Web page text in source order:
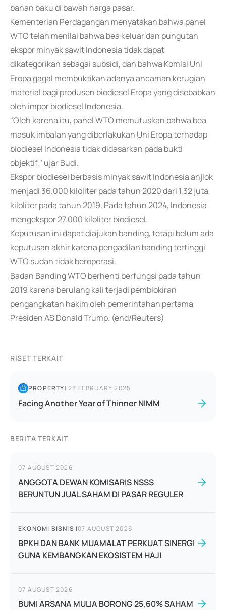
bahan baku di bawah harga pasar.
Kementerian Perdagangan menyatakan bahwa panel
WTO telah menilai bahwa bea keluar dan pungutan
ekspor minyak sawit Indonesia tidak dapat
dikategorikan sebagai subsidi, dan bahwa Komisi Uni
Eropa gagal membuktikan adanya ancaman kerugian
material bagi produsen biodiesel Eropa yang disebabkan
oleh impor biodiesel Indonesia.
"Oleh karena itu, panel WTO memutuskan bahwa bea
masuk imbalan yang diberlakukan Uni Eropa terhadap
biodiesel Indonesia tidak didasarkan pada bukti
objektif," ujar Budi.
Ekspor biodiesel berbasis minyak sawit Indonesia anjlok
menjadi 36.000 kiloliter pada tahun 2020 dari 1,32 juta
kiloliter pada tahun 2019. Pada tahun 2024, Indonesia
mengekspor 27.000 kiloliter biodiesel.
Keputusan ini dapat diajukan banding, tetapi belum ada
keputusan akhir karena pengadilan banding tertinggi
WTO sudah tidak beroperasi.
Badan Banding WTO berhenti berfungsi pada tahun
2019 karena berulang kali terjadi pemblokiran
pengangkatan hakim oleh pemerintahan pertama
Presiden AS Donald Trump. (end/Reuters)
RISET TERKAIT
PROPERTY|28 FEBRUARY 2025
Facing Another Year of Thinner NIMM
BERITA TERKAIT
07 AUGUST 2026
ANGGOTA DEWAN KOMISARIS NSSS
BERUNTUN JUAL SAHAM DI PASAR REGULER
EKONOMI BISNIS |07 AUGUST 2026
BPKH DAN BANK MUAMALAT PERKUAT SINERGI
GUNA KEMBANGKAN EKOSISTEM HAJI
07 AUGUST 2026
BUMI ARSANA MULIA BORONG 25,60% SAHAM